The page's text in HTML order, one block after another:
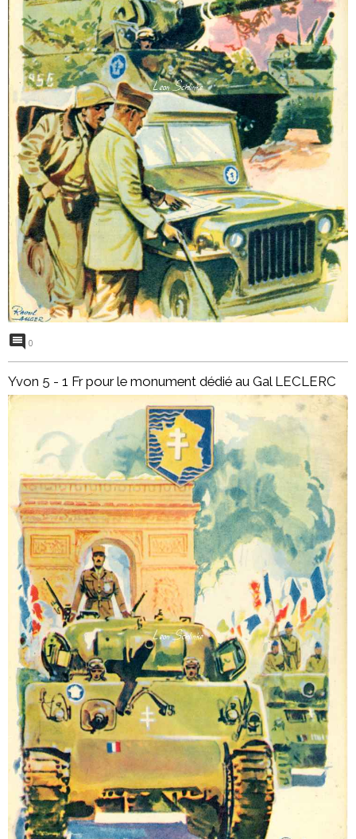
0
Yvon 5 - 1 Fr pour le monument dédié au Gal LECLERC